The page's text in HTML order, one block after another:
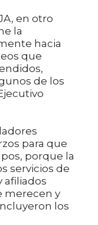
en otro
la
hacia
que
de los
para que
porque la
servicios de
afiliados
merecen y
los